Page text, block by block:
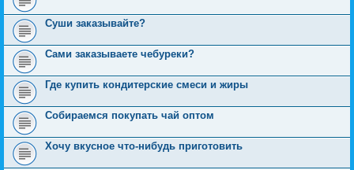
Суши заказывайте?
Сами заказываете чебуреки?
Где купить кондитерские смеси и жиры
Собираемся покупать чай оптом
Хочу вкусное что-нибудь приготовить